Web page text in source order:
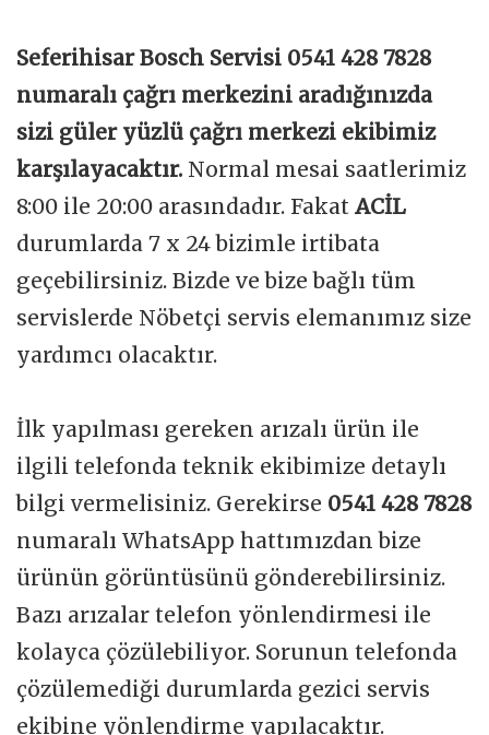
Seferihisar Bosch Servisi 0541 428 7828
numaralı çağrı merkezini aradığınızda
sizi güler yüzlü çağrı merkezi ekibimiz
karşılayacaktır. Normal mesai saatlerimiz
8:00 ile 20:00 arasındadır. Fakat ACİL
durumlarda 7 x 24 bizimle irtibata
geçebilirsiniz. Bizde ve bize bağlı tüm
servislerde Nöbetçi servis elemanımız size
yardımcı olacaktır.
İlk yapılması gereken arızalı ürün ile
ilgili telefonda teknik ekibimize detaylı
bilgi vermelisiniz. Gerekirse 0541 428 7828
numaralı WhatsApp hattımızdan bize
ürünün görüntüsünü gönderebilirsiniz.
Bazı arızalar telefon yönlendirmesi ile
kolayca çözülebiliyor. Sorunun telefonda
çözülemediği durumlarda gezici servis
ekibine yönlendirme yapılacaktır.